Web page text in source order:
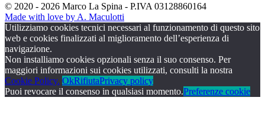
© 2020 - 2026 Marco La Spina - P.IVA 03128860164
Made with love by A. Maculotti
Utilizziamo cookies tecnici necessari al funzionamento di questo sito
web e cookies finalizzati al miglioramento dell’esperienza di
navigazione.
Non installiamo cookies opzionali senza il suo consenso. Per
maggiori informazioni sui cookies utilizzati, consulti la nostra
Cookie Policy. OkRifiutaPrivacy policy
Puoi revocare il consenso in qualsiasi momento.Preferenze cookie